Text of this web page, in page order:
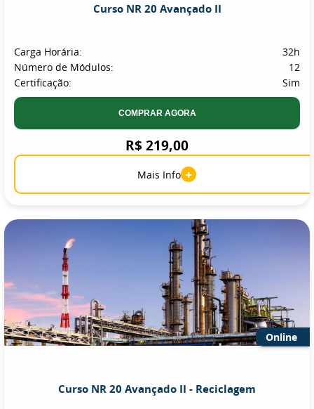
Curso NR 20 Avançado II
Carga Horária:
32h
Número de Módulos:
12
Certificação:
Sim
COMPRAR AGORA
R$ 219,00
Mais Info +
Online
Curso NR 20 Avançado II - Reciclagem